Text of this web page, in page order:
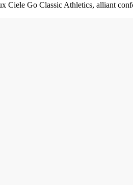
Ciele Go Classic Athletics, alliant